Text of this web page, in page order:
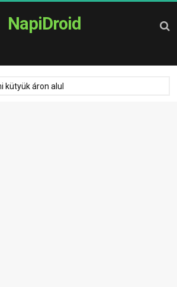
NapiDroid
kütyük áron alul